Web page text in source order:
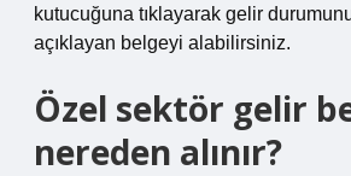
kutucuğuna tıklayarak gelir
açıklayan belgeyi alabilirsiniz.
Özel sektör gelir
nereden alınır?